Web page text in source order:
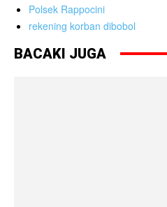
Polsek Rappocini
rekening korban dibobol
BACAKI JUGA